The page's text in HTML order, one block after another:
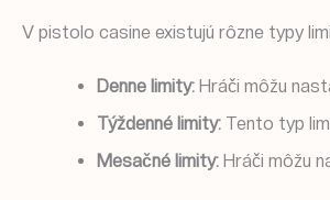
V pistolo casine existujú rôzne typy
Denne limity: Hráči môžu
Týždenné limity: Tento typ
Mesačné limity: Hráči môžu